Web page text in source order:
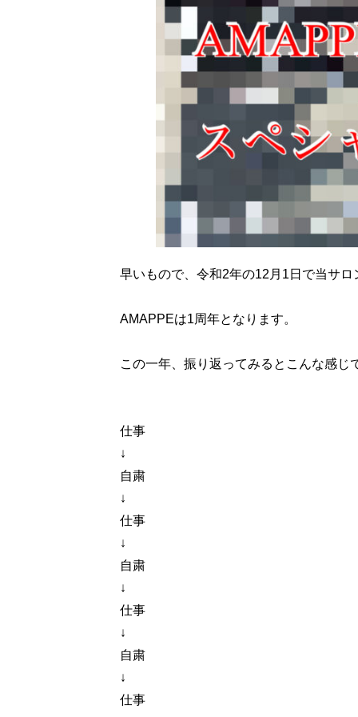
早いもので、令和2年の12月1日で当サロ
AMAPPEは1周年となります。
この一年、振り返ってみるとこんな感じ
仕事
↓
自粛
↓
仕事
↓
自粛
↓
仕事
↓
自粛
↓
仕事